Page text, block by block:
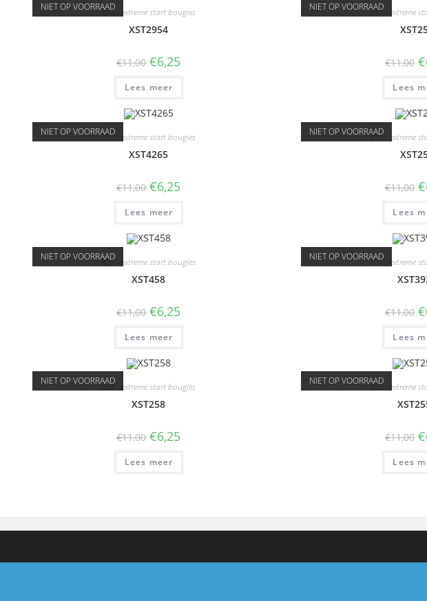
NIET OP VOORRAADXST - extreme start bougies
XST2954
€11,00 €6,25
Lees meer
NIET OP VOORRAADXST - extreme
€11,00 €
Lees
NIET OP VOORRAADXST - extreme start bougies
XST4265
€11,00 €6,25
Lees meer
NIET OP VOORRAADXST - extreme
€11,00 €
Lees
NIET OP VOORRAADXST - extreme start bougies
XST458
€11,00 €6,25
Lees meer
NIET OP VOORRAADXST - extreme
€11,00 €
Lees
NIET OP VOORRAADXST - extreme start bougies
XST258
€11,00 €6,25
Lees meer
NIET OP VOORRAADXST - extreme
€11,00 €
Lees